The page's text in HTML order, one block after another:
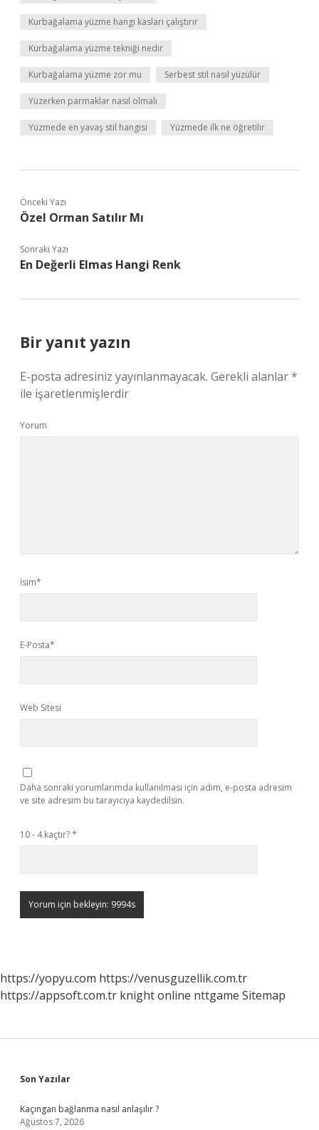
Kurbağalama yüzme hangi kasları çalıştırır
Kurbağalama yüzme tekniği nedir
Kurbağalama yüzme zor mu Serbest stil nasıl yüzülür
Yüzerken parmaklar nasıl olmalı
Yüzmede en yavaş stil hangisi Yüzmede ilk ne öğretilir
Önceki Yazı
Özel Orman Satılır Mı
Sonraki Yazı
En Değerli Elmas Hangi Renk
Bir yanıt yazın
E-posta adresiniz yayınlanmayacak. Gerekli alanlar*
ile işaretlenmişlerdir
Yorum
İsim*
E-Posta*
Web Sitesi
Daha sonraki yorumlarımda kullanılması için adım, e-posta adresim
ve site adresim bu tarayıcıya kaydedilsin.
10 - 4 kaçtır?*
https://yopyu.com https://venusguzellik.com.tr
https://appsoft.com.tr knight online nttgame Sitemap
Sidebar
Son Yazılar
Kaçıngan bağlanma nasıl anlaşılır ?
Ağustos 7, 2026